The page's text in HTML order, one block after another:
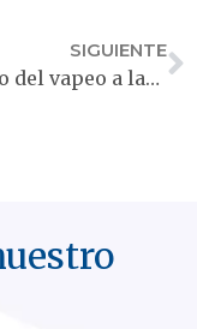
SIGUIENTE
Impacto del vapeo a largo plazo: revelaciones y rutas futuras